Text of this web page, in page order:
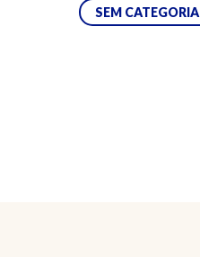
SEM CATEGORIA